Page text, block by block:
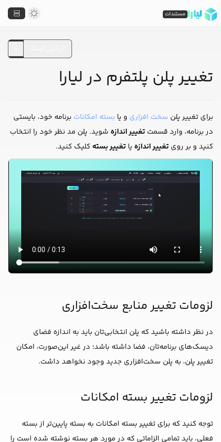
تغییر پلن پلتفرم در لیارا
برای تغییر پلن سخت افزاری و یا بسته امکانات برنامه خود، بایستی
در برنامه، وارد قسمت تغییر اندازه شوید. پلن مد نظر خود را انتخاب
کنید و بر روی تغییر اندازه یا تغییر بسته کلیک کنید.
لزومات تغییر منابع سخت‌افزاری
در نظر داشته باشید که پلن انتخابی‌تان باید به اندازه فضای
دیسک‌های برنامه‌تان، فضا داشته باشد؛ در غیر این‌صورت، امکان
تغییر پلن، به پلن سخت‌افزاری جدید وجود نخواهد داشت.
لزومات تغییر بسته امکانات
توجه کنید که برای تغییر بسته امکانات به بسته پایین‌تر از بسته
فعلی، باید تمامی الزاماتی که در مورد هر بسته نوشته شده است را
مستندات